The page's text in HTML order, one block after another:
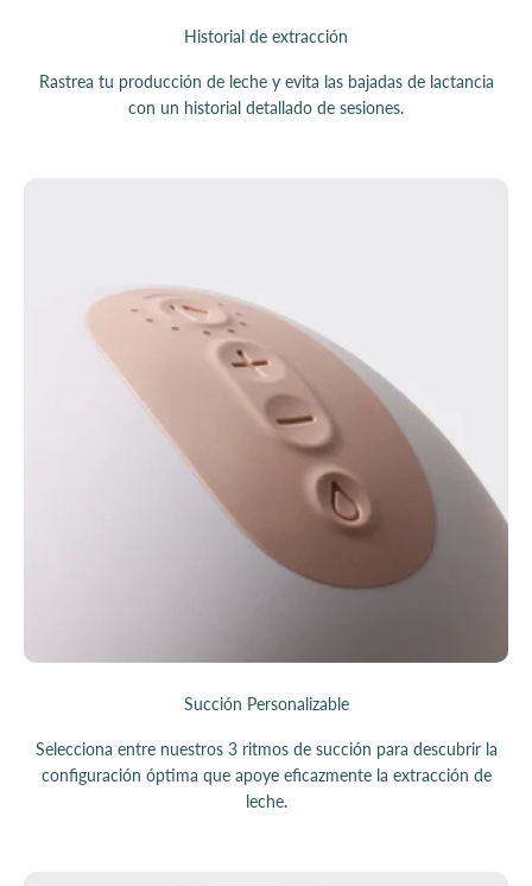
Historial de extracción
Rastrea tu producción de leche y evita las bajadas de lactancia
con un historial detallado de sesiones.
Succión Personalizable
Selecciona entre nuestros 3 ritmos de succión para descubrir la
configuración óptima que apoye eficazmente la extracción de
leche.